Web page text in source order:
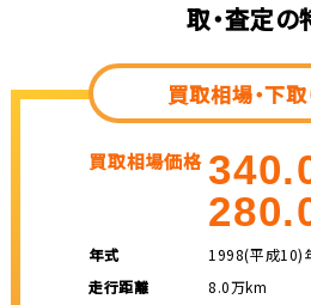
取・査定の
買取相場・下
買取相場価格
年式
1998(平成10)
走行距離
8.0万km